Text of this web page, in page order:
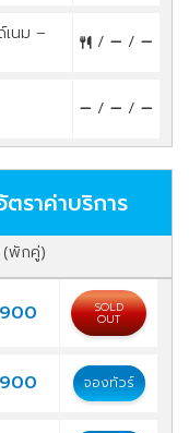
นม – / /
/ /
ตราค่าบริการ
พักคู่)
SOLD
OUT
จองทัวร์